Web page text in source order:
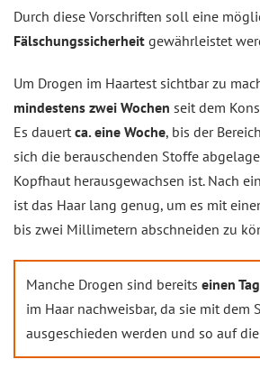
Durch diese Vorschriften soll eine
Fälschungssicherheit gewährleistet
Um Drogen im Haartest sichtbar zu
mindestens zwei Wochen seit dem
Es dauert ca. eine Woche, bis der
sich die berauschenden Stoffe
Kopfhaut herausgewachsen ist. Nach
ist das Haar lang genug, um es mit
bis zwei Millimetern abschneiden zu
Manche Drogen sind bereits einen
im Haar nachweisbar, da sie mit dem
ausgeschieden werden und so auf